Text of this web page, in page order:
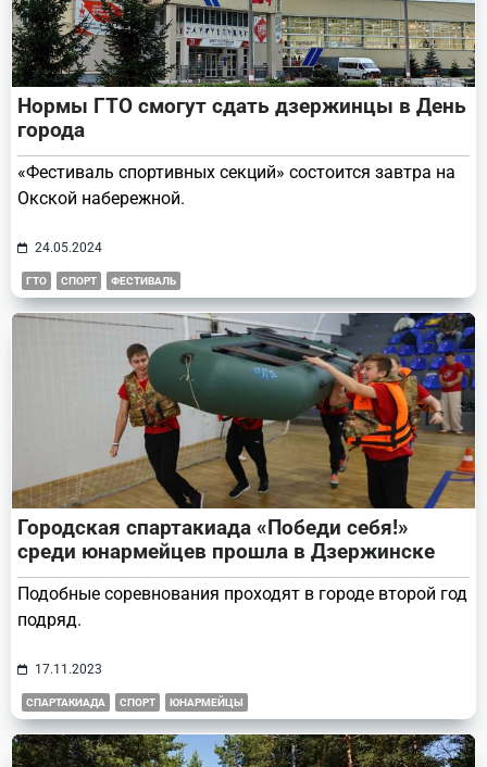
Нормы ГТО смогут сдать дзержинцы в День
города
«Фестиваль спортивных секций» состоится завтра на
Окской набережной.
24.05.2024
ГТО СПОРТ ФЕСТИВАЛЬ
Городская спартакиада «Победи себя!»
среди юнармейцев прошла в Дзержинске
Подобные соревнования проходят в городе второй год
подряд.
17.11.2023
СПАРТАКИАДА СПОРТ ЮНАРМЕЙЦЫ